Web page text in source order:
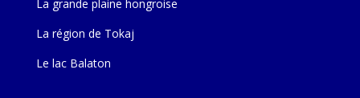
La grande plaine hongroise
La région de Tokaj
Le lac Balaton